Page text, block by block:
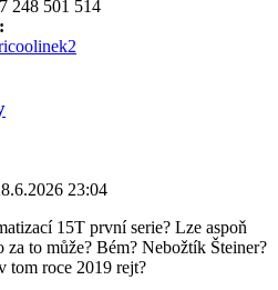
248 501 514
23:04
15T první serie? Lze aspoň
za to může? Bém? Nebožtík Šteiner?
tom roce 2019 rejt?